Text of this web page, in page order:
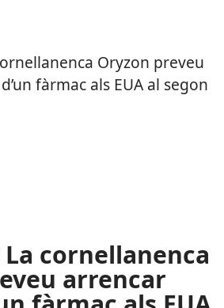
La cornellanenca
arrencar